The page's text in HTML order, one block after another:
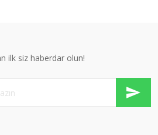
ilk siz haberdar olun!